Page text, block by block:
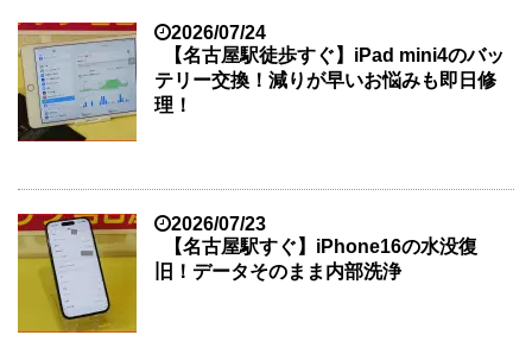
2026/07/24
【名古屋駅徒歩すぐ】iPad mini4のバッ
テリー交換！減りが早いお悩みも即日修
理！
2026/07/23
【名古屋駅すぐ】iPhone16の水没復
旧！データそのまま内部洗浄